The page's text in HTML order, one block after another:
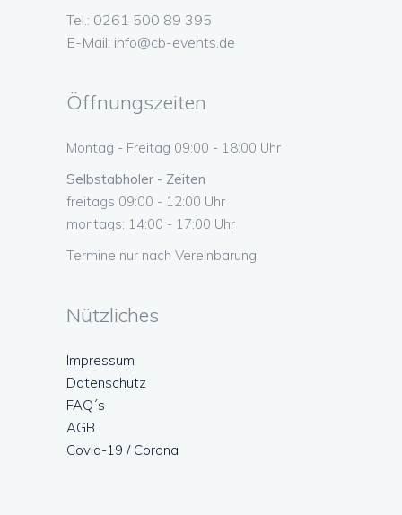
Tel.: 0261 500 89 395
E-Mail: info@cb-events.de
Öffnungszeiten
Montag - Freitag 09:00 - 18:00 Uhr
Selbstabholer - Zeiten
freitags 09:00 - 12:00 Uhr
montags: 14:00 - 17:00 Uhr
Termine nur nach Vereinbarung!
Nützliches
Impressum
Datenschutz
FAQ´s
AGB
Covid-19 / Corona